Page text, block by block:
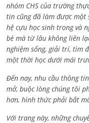
nhóm CHS của trường
tin cũng đã làm được một
hệ cựu học sinh trong và
bè mà từ lâu không liên
nghiệm sống, giải trí, tìm
một thời học dưới mái
Đến nay, nhu cầu thông
mở, buộc lòng chúng tôi
hơn, hình thức phải bắt
Với trang này, những